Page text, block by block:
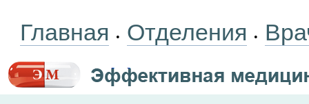
Главная • Отделения •